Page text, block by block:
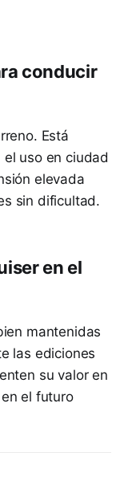
conducir
Está
uso en ciudad
elevada
sin dificultad.
en el
mantenidas
las ediciones
su valor en
el futuro